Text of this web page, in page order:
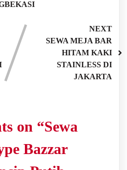
NEXT
SEWA MEJA BAR
HITAM KAKI
STAINLESS DI
JAKARTA
on “Sewa
Bazzar